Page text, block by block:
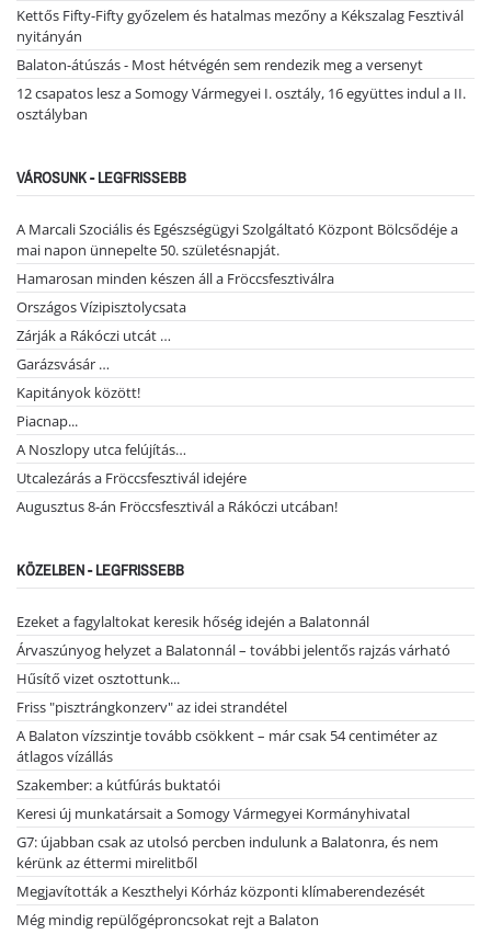
Kettős Fifty-Fifty győzelem és hatalmas mezőny a Kékszalag Fesztivál
nyitányán
Balaton-átúszás - Most hétvégén sem rendezik meg a versenyt
12 csapatos lesz a Somogy Vármegyei I. osztály, 16 együttes indul a II.
osztályban
VÁROSUNK - LEGFRISSEBB
A Marcali Szociális és Egészségügyi Szolgáltató Központ Bölcsődéje a
mai napon ünnepelte 50. születésnapját.
Hamarosan minden készen áll a Fröccsfesztiválra
Országos Vízipisztolycsata
Zárják a Rákóczi utcát …
Garázsvásár …
Kapitányok között!
Piacnap...
A Noszlopy utca felújítás…
Utcalezárás a Fröccsfesztivál idejére
Augusztus 8-án Fröccsfesztivál a Rákóczi utcában!
KÖZELBEN - LEGFRISSEBB
Ezeket a fagylaltokat keresik hőség idején a Balatonnál
Árvaszúnyog helyzet a Balatonnál – további jelentős rajzás várható
Hűsítő vizet osztottunk...
Friss "pisztrángkonzerv" az idei strandétel
A Balaton vízszintje tovább csökkent – már csak 54 centiméter az
átlagos vízállás
Szakember: a kútfúrás buktatói
Keresi új munkatársait a Somogy Vármegyei Kormányhivatal
G7: újabban csak az utolsó percben indulunk a Balatonra, és nem
kérünk az éttermi mirelitből
Megjavították a Keszthelyi Kórház központi klímaberendezését
Még mindig repülőgéproncsokat rejt a Balaton